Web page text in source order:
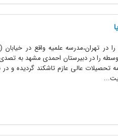
را در تهران،مدرسه علمیه واقع در
را در دبیرستان احمدی مشهد به
تحصیلات عالی عازم تاشکند گردیده و در